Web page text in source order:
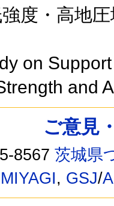
度・高地
on
and
ご意見
8567茨城県
, GSJ/